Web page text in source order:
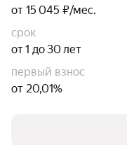
от 15 045 ₽/мес.
срок
от 1 до 30 лет
первый взнос
от 20,01%